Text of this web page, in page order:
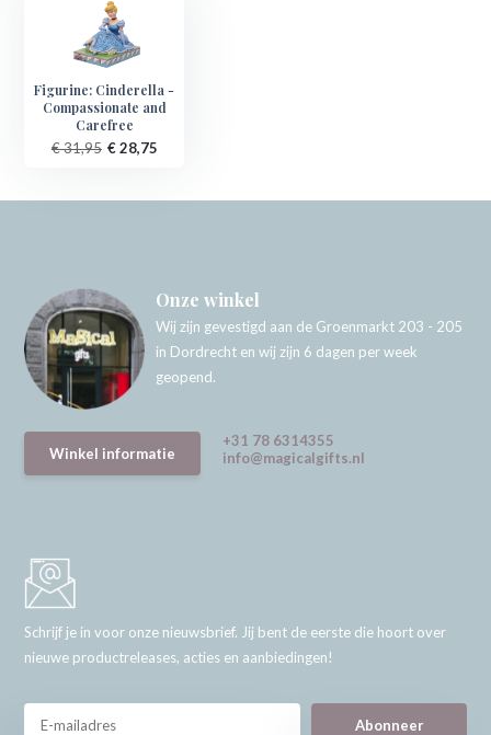
Figurine: Cinderella -
Compassionate and
Carefree
€ 31,95 € 28,75
Onze winkel
Wij zijn gevestigd aan de Groenmarkt 203 - 205
in Dordrecht en wij zijn 6 dagen per week
geopend.
Winkel informatie
+31 78 6314355
info@magicalgifts.nl
Schrijf je in voor onze nieuwsbrief. Jij bent de eerste die hoort over
nieuwe productreleases, acties en aanbiedingen!
Abonneer